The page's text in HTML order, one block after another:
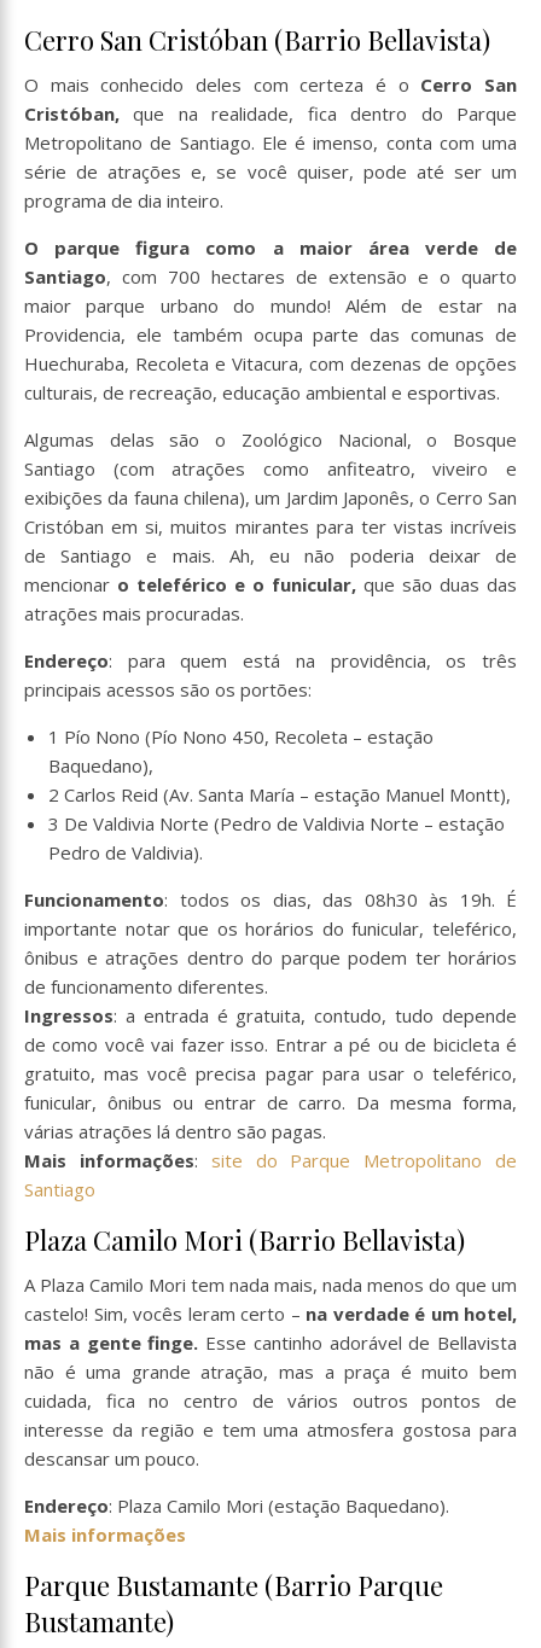
Cerro San Cristóban (Barrio Bellavista)
O mais conhecido deles com certeza é o Cerro San
Cristóban, que na realidade, fica dentro do Parque
Metropolitano de Santiago. Ele é imenso, conta com uma
série de atrações e, se você quiser, pode até ser um
programa de dia inteiro.
O parque figura como a maior área verde de
Santiago, com 700 hectares de extensão e o quarto
maior parque urbano do mundo! Além de estar na
Providencia, ele também ocupa parte das comunas de
Huechuraba, Recoleta e Vitacura, com dezenas de opções
culturais, de recreação, educação ambiental e esportivas.
Algumas delas são o Zoológico Nacional, o Bosque
Santiago (com atrações como anfiteatro, viveiro e
exibições da fauna chilena), um Jardim Japonês, o Cerro San
Cristóban em si, muitos mirantes para ter vistas incríveis
de Santiago e mais. Ah, eu não poderia deixar de
mencionar o teleférico e o funicular, que são duas das
atrações mais procuradas.
Endereço: para quem está na providência, os três
principais acessos são os portões:
1 Pío Nono (Pío Nono 450, Recoleta – estação
Baquedano),
2 Carlos Reid (Av. Santa María – estação Manuel Montt),
3 De Valdivia Norte (Pedro de Valdivia Norte – estação
Pedro de Valdivia).
Funcionamento: todos os dias, das 08h30 às 19h. É
importante notar que os horários do funicular, teleférico,
ônibus e atrações dentro do parque podem ter horários
de funcionamento diferentes.
Ingressos: a entrada é gratuita, contudo, tudo depende
de como você vai fazer isso. Entrar a pé ou de bicicleta é
gratuito, mas você precisa pagar para usar o teleférico,
funicular, ônibus ou entrar de carro. Da mesma forma,
várias atrações lá dentro são pagas.
Mais informações: site do Parque Metropolitano de
Santiago
Plaza Camilo Mori (Barrio Bellavista)
A Plaza Camilo Mori tem nada mais, nada menos do que um
castelo! Sim, vocês leram certo – na verdade é um hotel,
mas a gente finge. Esse cantinho adorável de Bellavista
não é uma grande atração, mas a praça é muito bem
cuidada, fica no centro de vários outros pontos de
interesse da região e tem uma atmosfera gostosa para
descansar um pouco.
Endereço: Plaza Camilo Mori (estação Baquedano).
Mais informações
Parque Bustamante (Barrio Parque
Bustamante)